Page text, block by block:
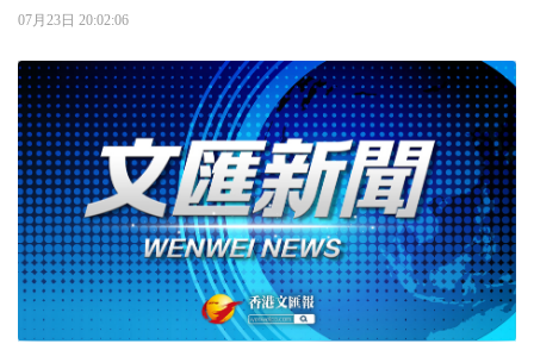
07月23日 20:02:06